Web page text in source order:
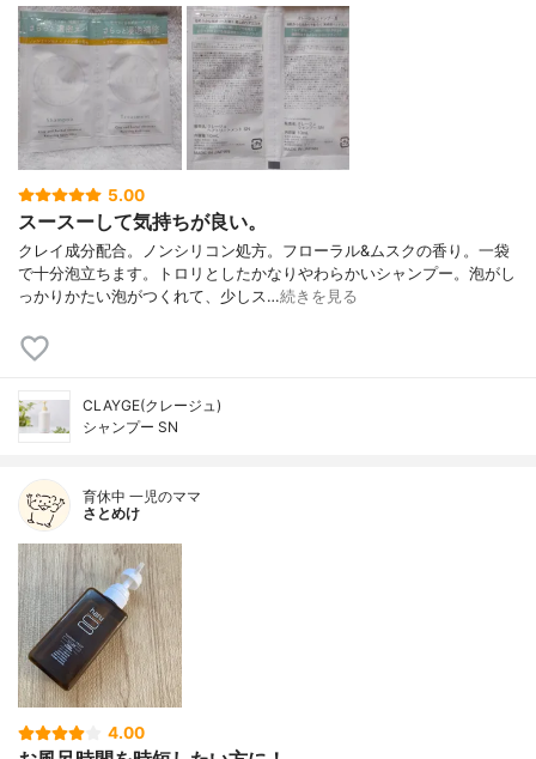
5.00
スースーして気持ちが良い。
クレイ成分配合。ノンシリコン処方。フローラル&ムスクの香り。一袋
で十分泡立ちます。トロリとしたかなりやわらかいシャンプー。泡がし
っかりかたい泡がつくれて、少しス…続きを見る
CLAYGE(クレージュ)
シャンプー SN
育休中 一児のママ
さとめけ
4.00